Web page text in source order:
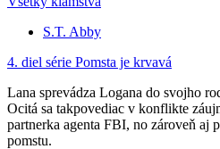
S.T. Abby
4. diel série Pomsta je krvavá
Lana sprevádza Logana do svojho
Ocitá sa takpovediac v konflikte
partnerka agenta FBI, no zároveň aj
pomstu.